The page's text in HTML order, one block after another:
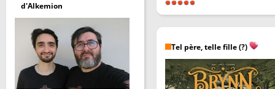
d'Alkemion
Tel père, telle fille (?)